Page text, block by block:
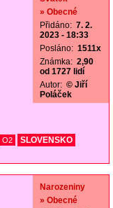
» Obecné
Přidáno: 7. 2.
2023 - 18:33
Posláno: 1511x
Známka: 2,90
od 1727 lidí
Autor: © Jiří
Poláček
O2
SLOVENSKO
Narozeniny
» Obecné